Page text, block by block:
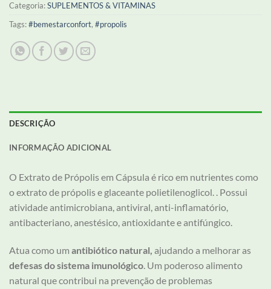
Categoria:SUPLEMENTOS & VITAMINAS
Tags:#bemestarconfort, #propolis
DESCRIÇÃO
INFORMAÇÃO ADICIONAL
O Extrato de Própolis em Cápsula é rico em nutrientes como
o extrato de própolis e glaceante polietilenoglicol. . Possui
atividade antimicrobiana, antiviral, anti-inflamatório,
antibacteriano, anestésico, antioxidante e antifúngico.
Atua como um antibiótico natural, ajudando a melhorar as
defesas do sistema imunológico. Um poderoso alimento
natural que contribui na prevenção de problemas